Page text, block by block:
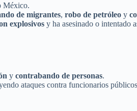
México.
de migrantes, robo de petróleo y
explosivos y ha asesinado o intentado
y contrabando de personas.
ataques contra funcionarios